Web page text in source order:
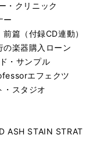
クリニック
ー
篇（付録CD連動）
楽器購入ローン
・サンプル
エフェクツ
スタジオ
ASH STAIN STRAT